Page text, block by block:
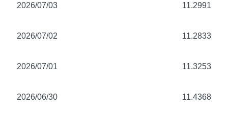
2026/07/03 11.2991
2026/07/02 11.2833
2026/07/01 11.3253
2026/06/30 11.4368